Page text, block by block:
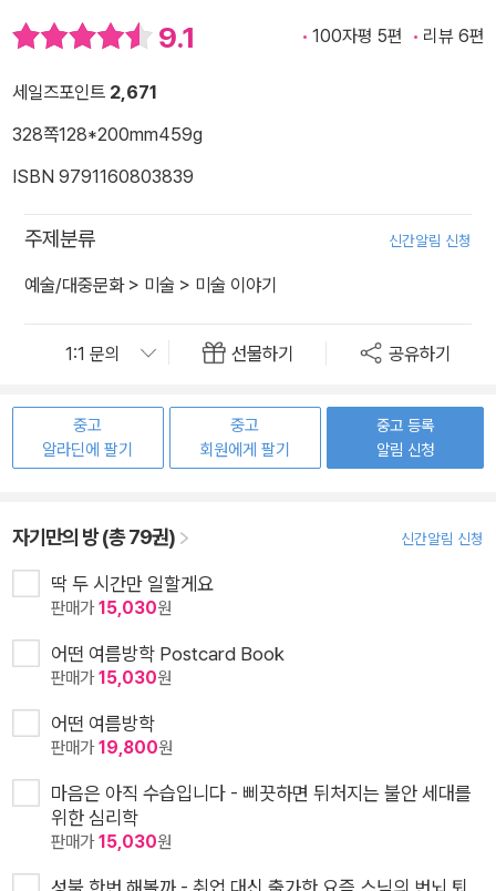
9.1 100자평 5편 리뷰 6편
세일즈포인트 2,671
328쪽128*200mm459g
ISBN 9791160803839
주제분류 신간알림 신청
예술/대중문화> 미술 > 미술 이야기
선물하기 공유하기
중고
알라딘에 팔기
중고
회원에게 팔기
중고 등록
알림 신청
자기만의 방 (총 79권) 신간알림 신청
딱 두 시간만 일할게요
판매가15,030원
어떤 여름방학 Postcard Book
판매가15,030원
어떤 여름방학
판매가19,800원
마음은 아직 수습입니다 - 삐끗하면 뒤처지는 불안 세대를
위한 심리학
판매가15,030원